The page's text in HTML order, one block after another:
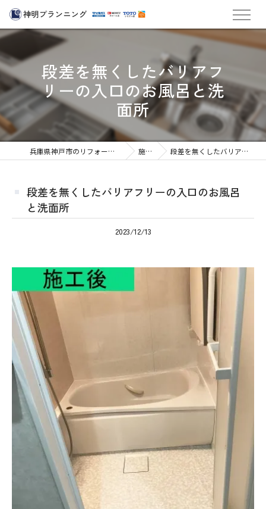
段差を無くしたバリアフ
リーの入口のお風呂と洗
面所
兵庫県神戸市のリフォームなら株式会社神明プランニング 施工実績 段差を無くしたバリアフリーの入口のお風呂と洗面所
段差を無くしたバリアフリーの入口のお風呂
と洗面所
2023/12/13